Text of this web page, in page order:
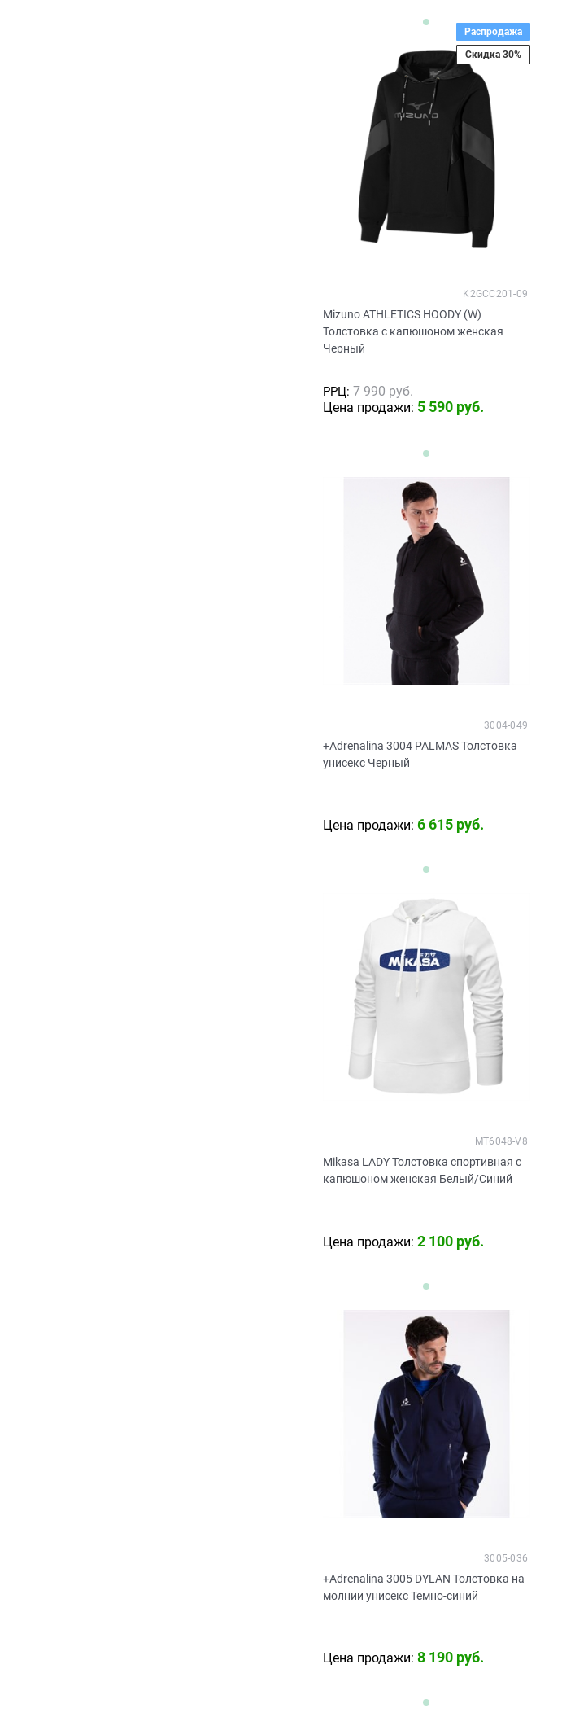
Mizuno ATHLETICS HOODY (W)
Толстовка с капюшоном женская
Черный
K2GCC201-09
РРЦ: 7 990 руб.
Цена продажи: 5 590 руб.
Распродажа
Скидка 30%
+Adrenalina 3004 PALMAS Толстовка
унисекс Черный
3004-049
Цена продажи: 6 615 руб.
Mikasa LADY Толстовка спортивная с
капюшоном женская Белый/Синий
MT6048-V8
Цена продажи: 2 100 руб.
+Adrenalina 3005 DYLAN Толстовка на
молнии унисекс Темно-синий
3005-036
Цена продажи: 8 190 руб.